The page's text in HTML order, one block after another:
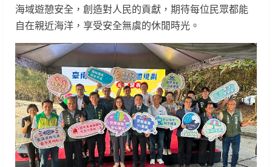
海域遊憩安全，創造對人民的貢獻，期待每位民眾都能
自在親近海洋，享受安全無虞的休閒時光。